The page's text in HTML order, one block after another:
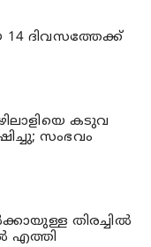
ദിവസത്തേക്ക്
കടുവ
സംഭവം
തിരച്ചില്‍
എത്തി